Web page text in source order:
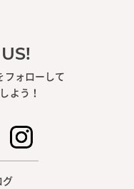
フォローして
よう！
グ